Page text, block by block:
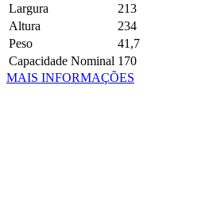
Largura
213
Altura
234
Peso
41,7
Capacidade Nominal 170
MAIS INFORMAÇÕES